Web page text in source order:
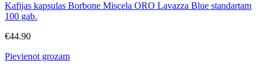
Kafijas kapsulas Borbone Miscela ORO Lavazza Blue standartam
100 gab.
€44.90
Pievienot grozam